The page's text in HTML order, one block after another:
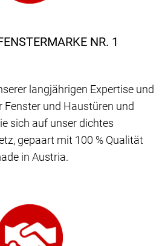
NR. 1
langjährigen Expertise und
Fenster und Haustüren und
sich auf unser dichtes
gepaart mit 100 % Qualität
in Austria.